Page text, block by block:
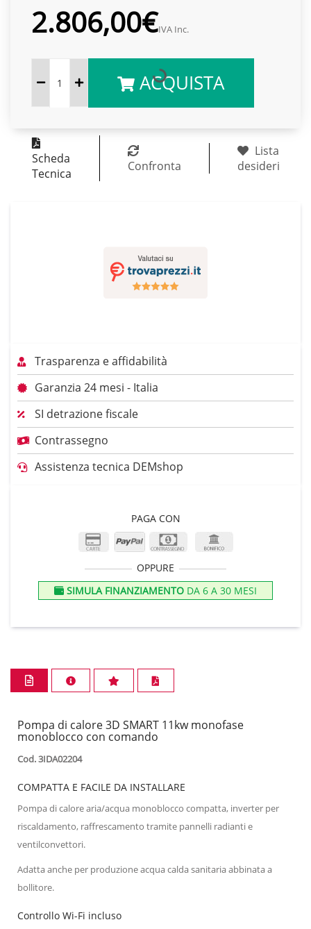
2.806,00€IVA Inc.
ACQUISTA
Scheda
Tecnica
Confronta
Lista
desideri
Trasparenza e affidabilità
Garanzia 24 mesi - Italia
SI detrazione fiscale
Contrassegno
Assistenza tecnica DEMshop
PAGA CON
OPPURE
SIMULA FINANZIAMENTO DA 6 A 30 MESI
Pompa di calore 3D SMART 11kw monofase
monoblocco con comando
Cod. 3IDA02204
COMPATTA E FACILE DA INSTALLARE
Pompa di calore aria/acqua monoblocco compatta, inverter per
riscaldamento, raffrescamento tramite pannelli radianti e
ventilconvettori.
Adatta anche per produzione acqua calda sanitaria abbinata a
bollitore.
Controllo Wi-Fi incluso